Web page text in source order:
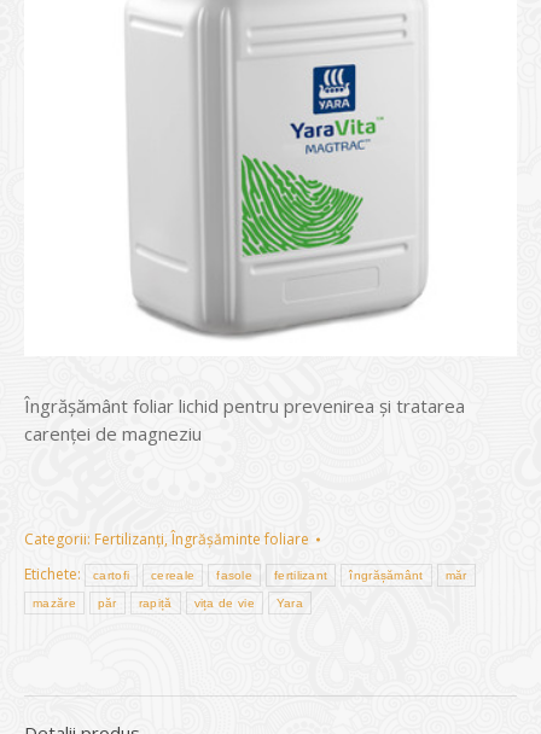
Îngrăşământ foliar lichid pentru prevenirea şi tratarea
carenţei de magneziu
Categorii: Fertilizanți,Îngrășăminte foliare
Etichete:
cartofi cereale fasole fertilizant îngrășământ măr
mazăre păr rapiță vița de vie Yara